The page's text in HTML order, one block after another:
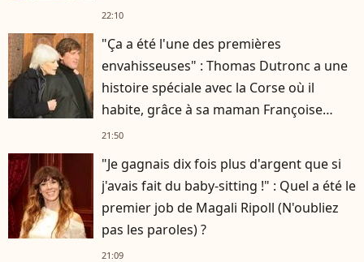
22:10
"Ça a été l'une des premières
envahisseuses" : Thomas Dutronc a une
histoire spéciale avec la Corse où il
habite, grâce à sa maman Françoise
Hardy
21:50
"Je gagnais dix fois plus d'argent que si
j'avais fait du baby-sitting !" : Quel a été le
premier job de Magali Ripoll (N'oubliez
pas les paroles) ?
21:09